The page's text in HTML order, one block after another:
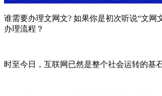
谁需要办理文网文? 如果你是初次听说“文网
办理流程？
时至今日，互联网已然是整个社会运转的基